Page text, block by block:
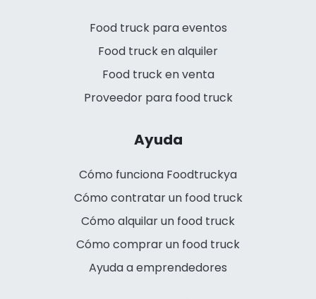
Food truck para eventos
Food truck en alquiler
Food truck en venta
Proveedor para food truck
Ayuda
Cómo funciona Foodtruckya
Cómo contratar un food truck
Cómo alquilar un food truck
Cómo comprar un food truck
Ayuda a emprendedores